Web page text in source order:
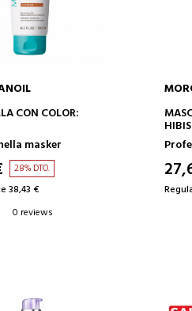
ADD TO CART
CON COLOR:
masker
28% DTO.
38,43 €
0 reviews